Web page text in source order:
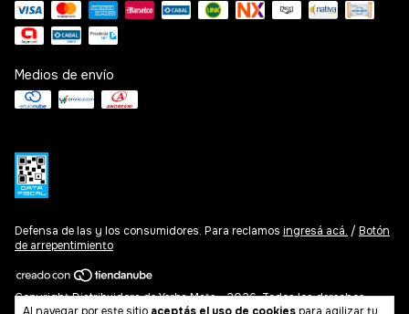
Medios de envío
Defensa de las y los consumidores. Para reclamos ingresá acá. / Botón
de arrepentimiento
Copyright Distribuidora de Yerba Mate - 2026. Todos los derechos